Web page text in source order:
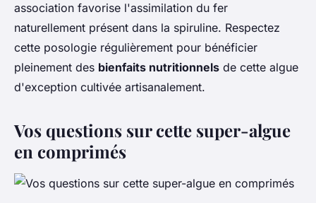
association favorise l'assimilation du fer
naturellement présent dans la spiruline. Respectez
cette posologie régulièrement pour bénéficier
pleinement des bienfaits nutritionnels de cette algue
d'exception cultivée artisanalement.
Vos questions sur cette super-algue
en comprimés